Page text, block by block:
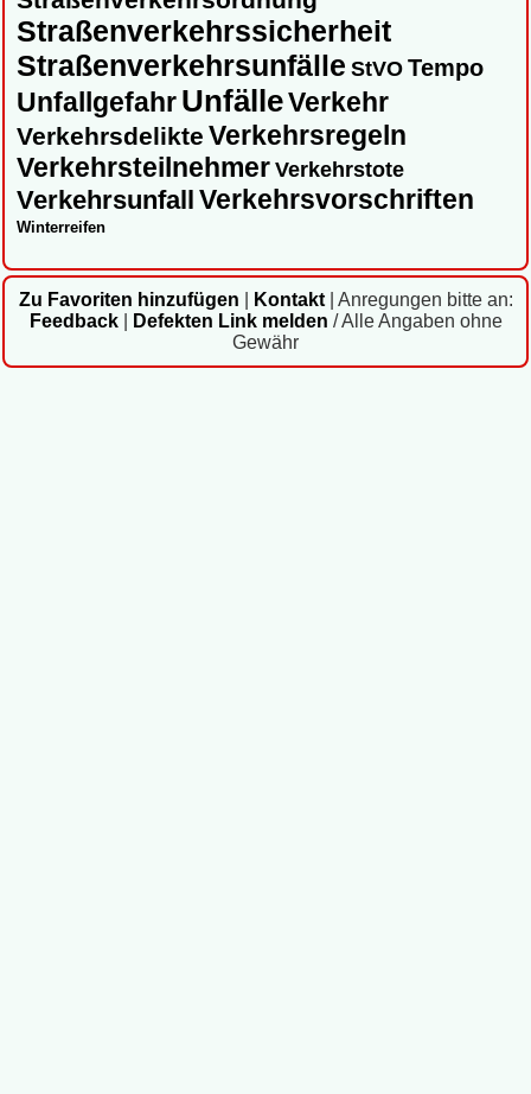
Straßenverkehrssicherheit
Straßenverkehrsunfälle StVOTempo
UnfallgefahrUnfälleVerkehr
Verkehrsdelikte Verkehrsregeln
Verkehrsteilnehmer Verkehrstote
Verkehrsunfall Verkehrsvorschriften
Winterreifen
Zu Favoriten hinzufügen Kontakt| Anregungen bitte an:
Feedback| Defekten Link melden / Alle Angaben ohne
Gewähr